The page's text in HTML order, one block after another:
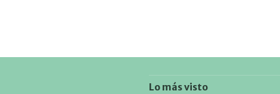
Lo más visto